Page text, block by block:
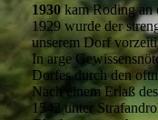
1930kam Roding
1929 wurde der
unserem Dorf
In arge
Dorfes durch den
Nach einem Erlaß
1542 unter